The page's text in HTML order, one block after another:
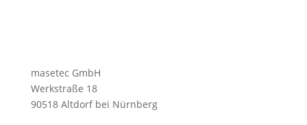
masetec GmbH
Werkstraße 18
90518 Altdorf bei Nürnberg